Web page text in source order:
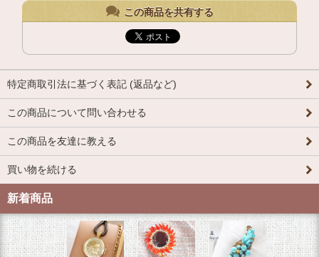
この商品を共有する
特定商取引法に基づく表記 (返品など)
この商品について問い合わせる
この商品を友達に教える
買い物を続ける
新着商品